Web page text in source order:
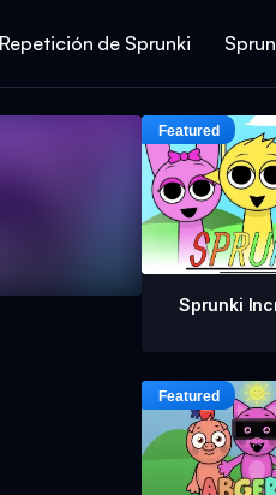
Repetición de Sprunki
Sprunki